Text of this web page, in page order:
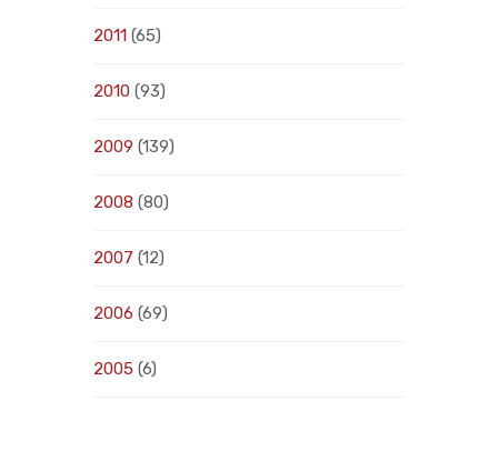
2011 (65)
2010 (93)
2009 (139)
2008 (80)
2007 (12)
2006 (69)
2005 (6)